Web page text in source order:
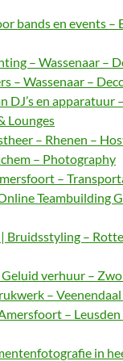
bands en events –
– Wassenaar –
– Wassenaar –
en apparatuur
Lounges
– Rhenen –
– Photography
–
Teambuilding
Bruidsstyling –
verhuur –
–
–
in